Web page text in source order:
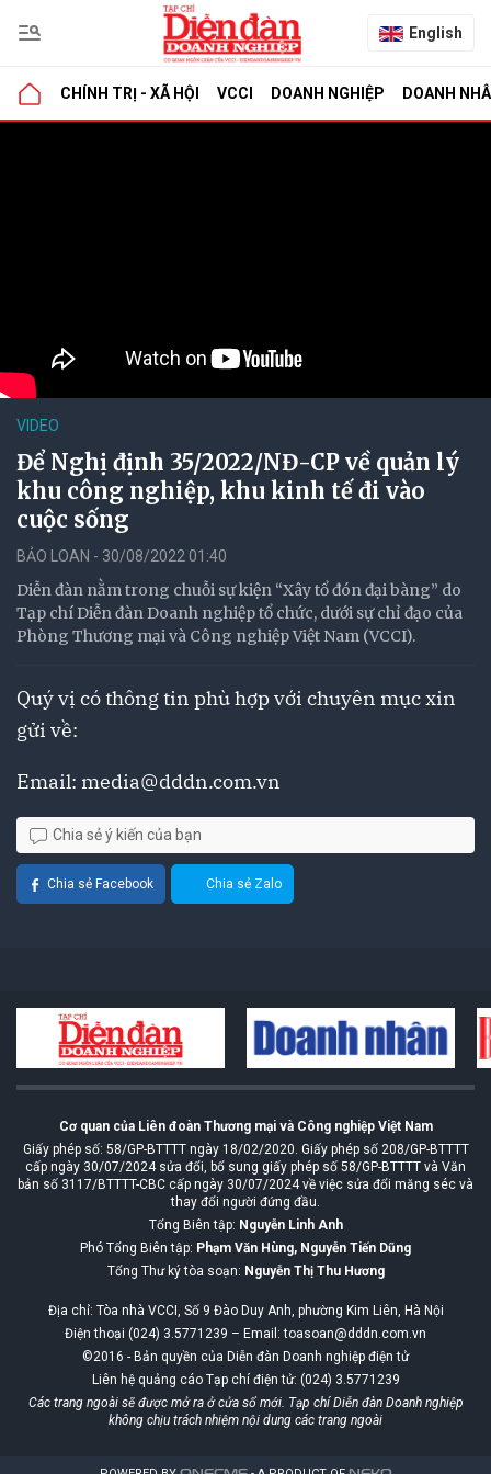
English
CHÍNH TRỊ - XÃ HỘI VCCI DOANH NGHIỆP DOANH
VIDEO
Để Nghị định 35/2022/NĐ-CP về quản lý
khu công nghiệp, khu kinh tế đi vào
cuộc sống
BẢO LOAN - 30/08/2022 01:40
Diễn đàn nằm trong chuỗi sự kiện “Xây tổ đón đại bàng” do
Tạp chí Diễn đàn Doanh nghiệp tổ chức, dưới sự chỉ đạo của
Phòng Thương mại và Công nghiệp Việt Nam (VCCI).
Quý vị có thông tin phù hợp với chuyên mục xin
gửi về:
Email: media@dddn.com.vn
Chia sẻ ý kiến của bạn
Chia sẻ Facebook Chia sẻ Zalo
Cơ quan của Liên đoàn Thương mại và Công nghiệp Việt Nam
Giấy phép số: 58/GP-BTTTT ngày 18/02/2020. Giấy phép số 208/GP-BTTTT
cấp ngày 30/07/2024 sửa đổi, bổ sung giấy phép số 58/GP-BTTTT và Văn
bản số 3117/BTTTT-CBC cấp ngày 30/07/2024 về việc sửa đổi măng séc và
thay đổi người đứng đầu.
Tổng Biên tập: Nguyễn Linh Anh
Phó Tổng Biên tập: Phạm Văn Hùng, Nguyễn Tiến Dũng
Tổng Thư ký tòa soạn: Nguyễn Thị Thu Hương
Địa chỉ: Tòa nhà VCCI, Số 9 Đào Duy Anh, phường Kim Liên, Hà Nội
Điện thoại (024) 3.5771239 – Email: toasoan@dddn.com.vn
©2016 - Bản quyền của Diễn đàn Doanh nghiệp điện tử
Liên hệ quảng cáo Tạp chí điện tử: (024) 3.5771239
Các trang ngoài sẽ được mở ra ở cửa sổ mới. Tạp chí Diễn đàn Doanh nghiệp
không chịu trách nhiệm nội dung các trang ngoài